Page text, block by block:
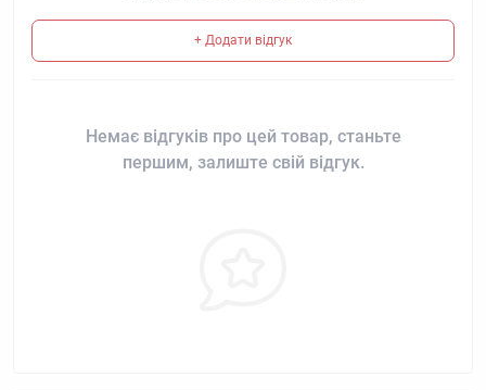
+ Додати відгук
Немає відгуків про цей товар, станьте
першим, залиште свій відгук.